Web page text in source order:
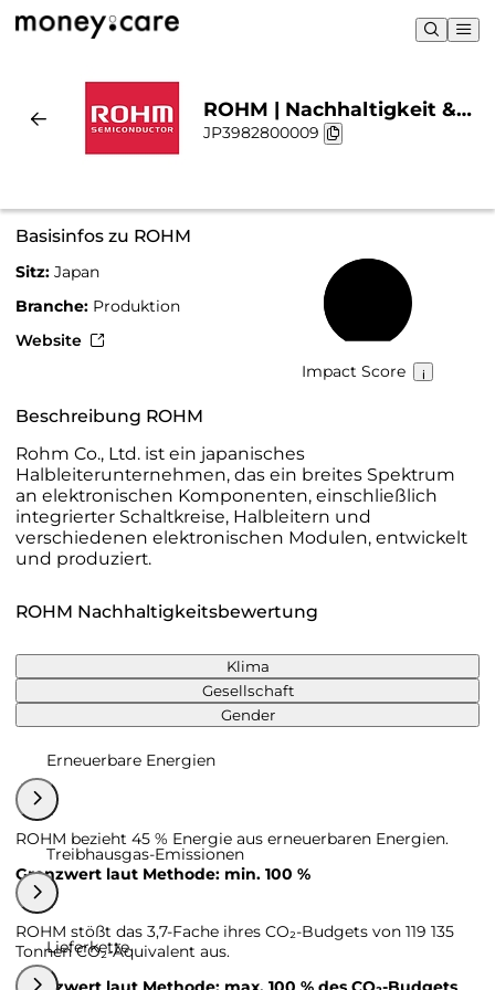
ROHM | Nachhaltigkeit &
Chart
JP3982800009
Basisinfos zu ROHM
Sitz: Japan
Branche: Produktion
Website
Impact Score
Beschreibung ROHM
Rohm Co., Ltd. ist ein japanisches
Halbleiterunternehmen, das ein breites Spektrum
an elektronischen Komponenten, einschließlich
integrierter Schaltkreise, Halbleitern und
verschiedenen elektronischen Modulen, entwickelt
und produziert.
ROHM Nachhaltigkeitsbewertung
Klima
Gesellschaft
Gender
Erneuerbare Energien
ROHM bezieht 45 % Energie aus erneuerbaren Energien.
Grenzwert laut Methode: min. 100 %
Treibhausgas-Emissionen
ROHM stößt das 3,7-Fache ihres CO₂-Budgets von 119 135
Tonnen CO₂-Äquivalent aus.
Lieferkette